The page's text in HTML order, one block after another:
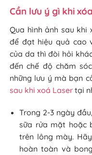
Cần lưu ý gì khi
Qua hình ảnh sau
để đạt hiệu quả cao
của da thì đòi hỏi
đến chế độ chăm
những lưu ý mà bạn
sau khi xoá Laser tại
Trong 2-3 ngày
sữa rửa mặt hoặc
trên lông mày.
hoàn toàn và